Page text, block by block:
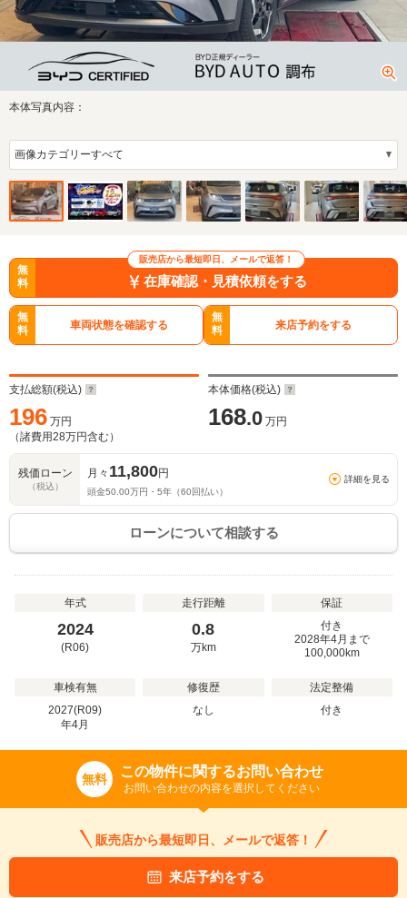
本体写真内容：
販売店から最短即日、メールで返答！
無
料
在庫確認・見積依頼をする
無
料
車両状態を確認する
無
料
来店予約をする
支払総額(税込)
196 万円
（諸費用28万円含む）
本体価格(税込)
168.0 万円
残価ローン
（税込）
月々 11,800円
頭金50.00万円・ 5年（60 回払い）
詳細を見る
ローンについて相談する
年式
2024
(R06)
走行距離
0.8
万km
保証
付き
2028年4月まで
100,000km
車検有無
2027(R09)
年4月
修復歴
なし
法定整備
付き
無料 この物件に関するお問い合わせ
お問い合わせの内容を選択してください
販売店から最短即日、メールで返答！
来店予約をする